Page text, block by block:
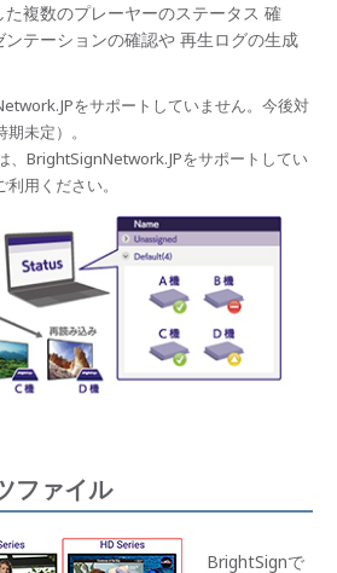
た複数のプレーヤーのステータス 確
テーションの確認や 再生ログの生成
をサポートしていません。今後対
未定）。
BrightSignNetwork.JPをサポートしてい
用ください。
ファイル
BrightSignで